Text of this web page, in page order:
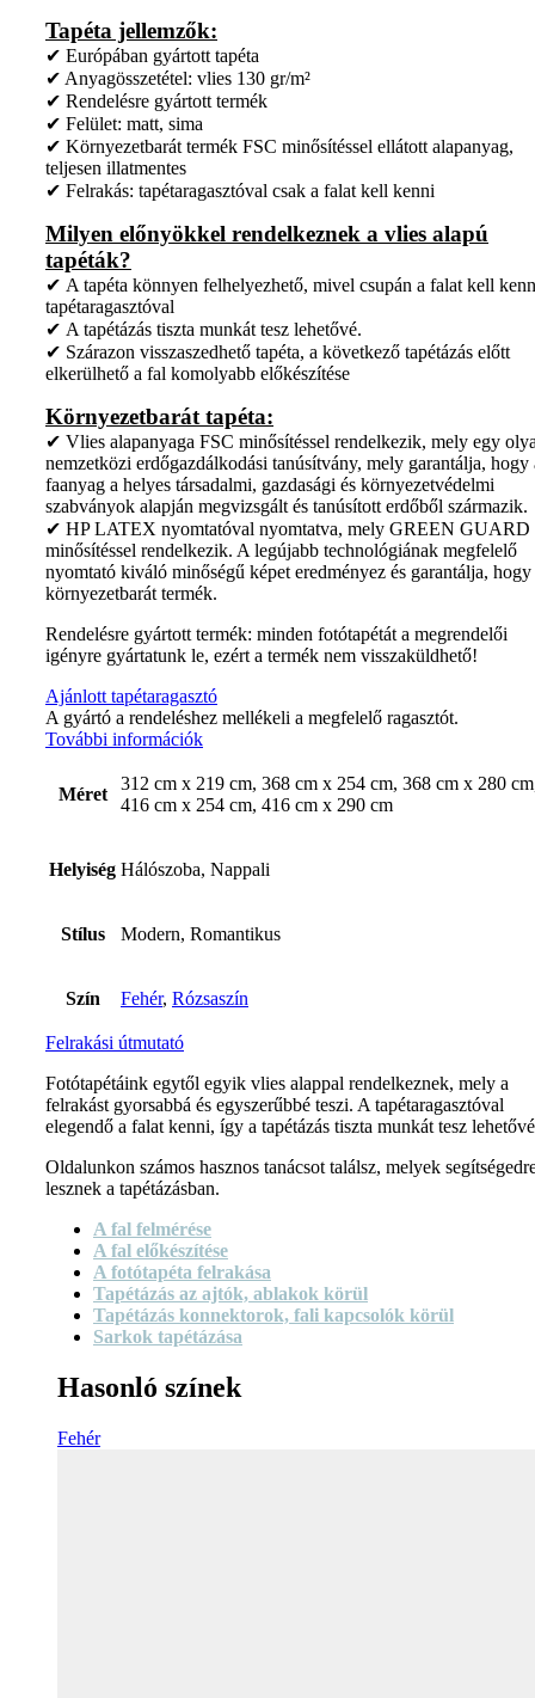
Tapéta jellemzők:
✔ Európában gyártott tapéta
✔ Anyagösszetétel: vlies 130 gr/m²
✔ Rendelésre gyártott termék
✔ Felület: matt, sima
✔ Környezetbarát termék FSC minősítéssel ellátott alapanyag,
teljesen illatmentes
✔ Felrakás: tapétaragasztóval csak a falat kell kenni
Milyen előnyökkel rendelkeznek a vlies alapú
tapéták?
✔ A tapéta könnyen felhelyezhető, mivel csupán a falat kell
tapétaragasztóval
✔ A tapétázás tiszta munkát tesz lehetővé.
✔ Szárazon visszaszedhető tapéta, a következő tapétázás előtt
elkerülhető a fal komolyabb előkészítése
Környezetbarát tapéta:
✔ Vlies alapanyaga FSC minősítéssel rendelkezik, mely egy
nemzetközi erdőgazdálkodási tanúsítvány, mely garantálja, hogy
faanyag a helyes társadalmi, gazdasági és környezetvédelmi
szabványok alapján megvizsgált és tanúsított erdőből származik.
✔ HP LATEX nyomtatóval nyomtatva, mely GREEN GUARD
minősítéssel rendelkezik. A legújabb technológiának megfelelő
nyomtató kiváló minőségű képet eredményez és garantálja, hogy
környezetbarát termék.
Rendelésre gyártott termék: minden fotótapétát a megrendelői
igényre gyártatunk le, ezért a termék nem visszaküldhető!
Ajánlott tapétaragasztó
A gyártó a rendeléshez mellékeli a megfelelő ragasztót.
További információk
Méret
312 cm x 219 cm, 368 cm x 254 cm, 368 cm x 280
416 cm x 254 cm, 416 cm x 290 cm
Helyiség Hálószoba, Nappali
Stílus Modern, Romantikus
Szín Fehér, Rózsaszín
Felrakási útmutató
Fotótapétáink egytől egyik vlies alappal rendelkeznek, mely a
felrakást gyorsabbá és egyszerűbbé teszi. A tapétaragasztóval
elegendő a falat kenni, így a tapétázás tiszta munkát tesz
Oldalunkon számos hasznos tanácsot találsz, melyek
lesznek a tapétázásban.
A fal felmérése
A fal előkészítése
A fotótapéta felrakása
Tapétázás az ajtók, ablakok körül
Tapétázás konnektorok, fali kapcsolók körül
Sarkok tapétázása
Hasonló színek
Fehér